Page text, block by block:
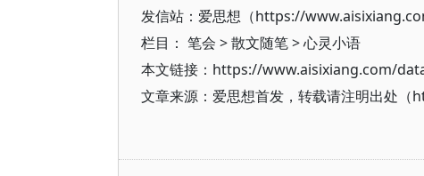
发信站：爱思想（https://
栏目： 笔会 >散文随笔>心灵小语
本文链接：https://www.aisixiang.com/
文章来源：爱思想首发，转载请注明出处（